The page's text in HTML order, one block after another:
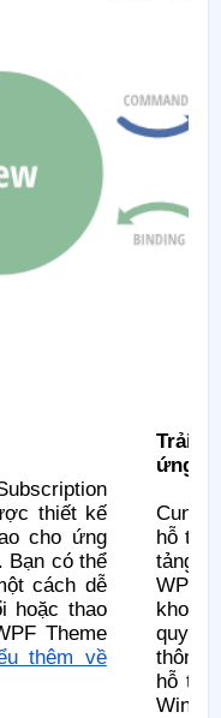
thiết kế
cho ứng
Bạn có thể
cách dễ
hoặc thao
Theme
thêm về
Trải
ứng
Cung
hỗ trợ
tảng
WPF
quyết
thông
hỗ trợ